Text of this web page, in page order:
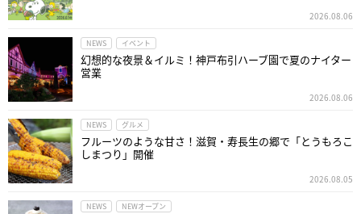
2026.08.06
NEWS イベント
幻想的な夜景＆イルミ！神戸布引ハーブ園で夏のナイター
営業
2026.08.06
NEWS グルメ
フルーツのような甘さ！滋賀・寿長生の郷で「とうもろこ
しまつり」開催
2026.08.05
NEWS NEWオープン